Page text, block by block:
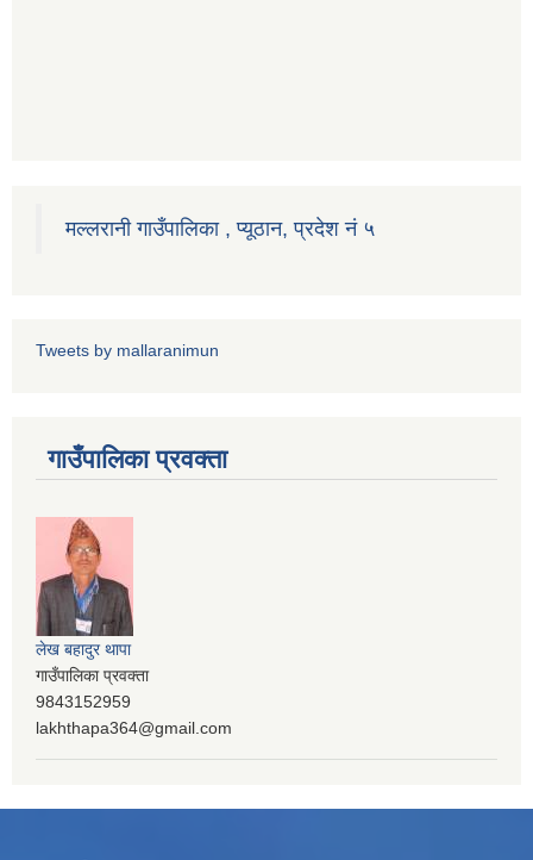
मल्लरानी गाउँपालिका , प्यूठान, प्रदेश नं ५
Tweets by mallaranimun
गाउँपालिका प्रवक्ता
लेख बहादुर थापा
गाउँपालिका प्रवक्ता
9843152959
lakhthapa364@gmail.com